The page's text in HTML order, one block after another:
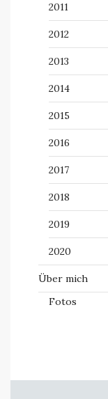
2011
2012
2013
2014
2015
2016
2017
2018
2019
2020
Über mich
Fotos